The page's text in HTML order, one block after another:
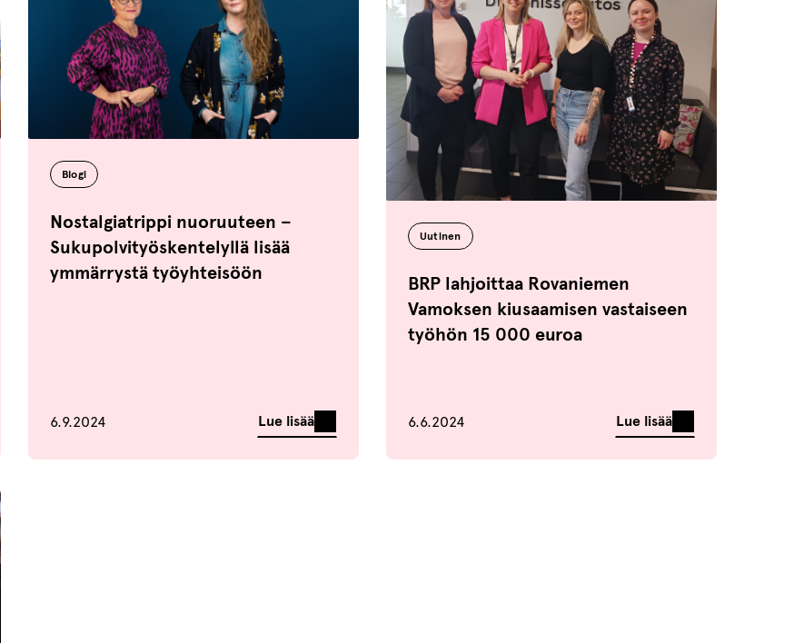
Blogi
Nostalgiatrippi nuoruuteen –
Sukupolvityöskentelyllä lisää
ymmärrystä työyhteisöön
Julkaistu
6.9.2024 Lue lisää
Uutinen
BRP lahjoittaa Rovaniemen
Vamoksen kiusaamisen vastaiseen
työhön 15 000 euroa
Julkaistu
6.6.2024 Lue lisää